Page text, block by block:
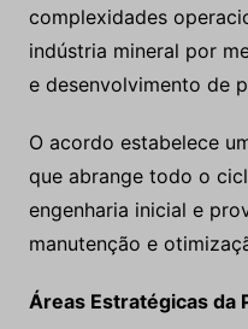
complexidades
indústria mineral por
e desenvolvimento de
O acordo estabelece
que abrange todo o
engenharia inicial e
manutenção e
Áreas Estratégicas da